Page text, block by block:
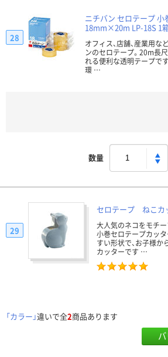
ニチバン セロテープ 小
18mm×20m LP-18S 1箱
オフィス、店舗、産業用
ンのセロテープ。20m長
れる便利な透明テープで
環 …
28
数量
セロテープ ねこ
大人気のネコをモチ
小巻セロテープカッ
すい形状で、お子様
カッターです …
29
「カラー」違いで全2商品あります